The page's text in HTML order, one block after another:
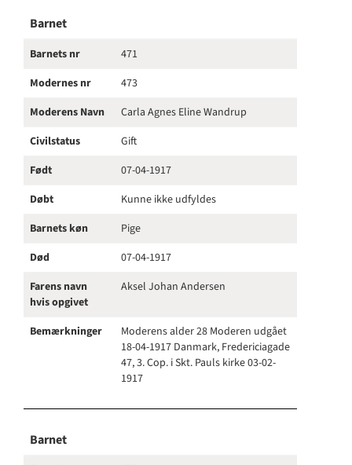
Barnet
Barnets nr
471
Modernes nr
473
Moderens Navn
Carla Agnes Eline Wandrup
Civilstatus
Gift
Født
07-04-1917
Døbt
Kunne ikke udfyldes
Barnets køn
Pige
Død
07-04-1917
Farens navn
hvis opgivet
Aksel Johan Andersen
Bemærkninger
Moderens alder 28 Moderen udgået
18-04-1917 Danmark, Fredericiagade
47, 3. Cop. i Skt. Pauls kirke 03-02-
1917
Barnet